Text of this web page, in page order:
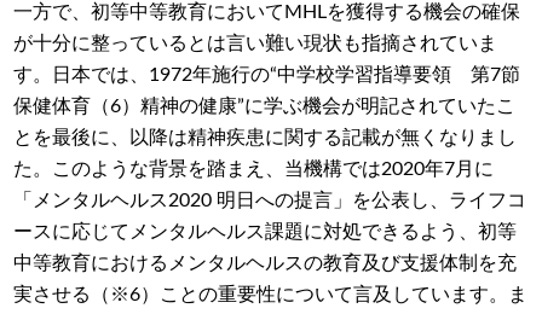
一方で、初等中等教育においてMHLを獲得する機会の確保
が十分に整っているとは言い難い現状も指摘されていま
す。日本では、1972年施行の“中学校学習指導要領 第7節
保健体育（6）精神の健康”に学ぶ機会が明記されていたこ
とを最後に、以降は精神疾患に関する記載が無くなりまし
た。このような背景を踏まえ、当機構では2020年7月に
「メンタルヘルス2020 明日への提言」を公表し、ライフコ
ースに応じてメンタルヘルス課題に対処できるよう、初等
中等教育におけるメンタルヘルスの教育及び支援体制を充
実させる（※6）ことの重要性について言及しています。ま